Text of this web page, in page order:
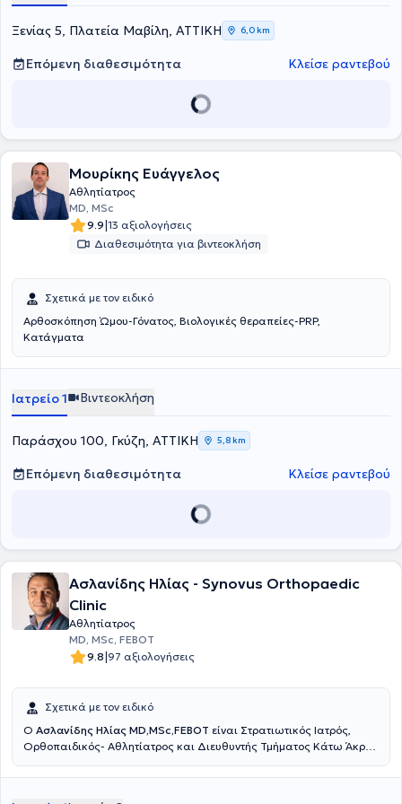
ορθοπαιδικός χειρουργός σε Κλινικές της Αθήνας , ως Επικεφαλής
Αθλητίατρος στο Ποδοσφαιρικό Τμήμα της ΠΑΕ Πανιωνίου. Αξίζει να
αναφερθεί πως σήμερα, εκτός από την δραστηριοποίησή του ως
ιδιώτης ιατρός, διατελεί Διευθυντής Ορθοπαιδικός Χειρουργός,
Ανακατασκευής Αρθρώσεων Ελάχιστης Επεμβατικότητας και
του αντιμετωπίζει πληθώρα περιστατικών με γνώμονα την
επιστήμης του.
Ξενίας 5, Πλατεία Μαβίλη, ΑΤΤΙΚΗ 6,0 km
Επόμενη διαθεσιμότητα Κλείσε ραντεβού
Μουρίκης Ευάγγελος
Αθλητίατρος
MD, MSc
9.9|13 αξιολογήσεις
Διαθεσιμότητα για βιντεοκλήση
Σχετικά με τον ειδικό
Αρθοσκόπηση Ώμου-Γόνατος, Βιολογικές θεραπείες-PRP,
Κατάγματα
Ιατρείο 1 Βιντεοκλήση
Παράσχου 100, Γκύζη, ΑΤΤΙΚΗ 5,8 km
Επόμενη διαθεσιμότητα Κλείσε ραντεβού
Ασλανίδης Ηλίας - Synovus Orthopaedic
Clinic
Αθλητίατρος
MD, MSc, FEBOT
9.8|97 αξιολογήσεις
Σχετικά με τον ειδικό
Ο Ασλανίδης Ηλίας MD,MSc,FEBOT είναι Στρατιωτικός Ιατρός,
Ορθοπαιδικός- Aθλητίατρος και Διευθυντής Τμήματος Κάτω Άκρου
Διατηρεί Ιατρείο στους Αμπελοκήπους, Αθανασιάδου 6, έναντι της